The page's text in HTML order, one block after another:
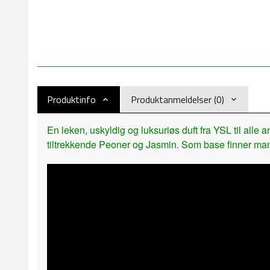
Produktinfo Produktanmeldelser (0)
En leken, uskyldig og luksuriøs duft fra YSL til alle
tiltrekkende Peoner og Jasmin. Som base finner